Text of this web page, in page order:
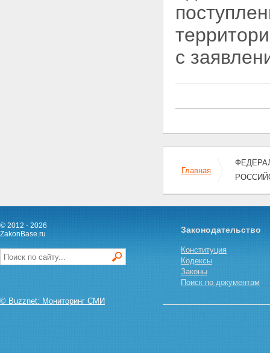
с
Главная
© 2012 - 2026
ZakonBase.ru
© Buzznet: Мониторинг СМИ
Законодательство
Конституция
Кодексы
Законы
Поиск по документам